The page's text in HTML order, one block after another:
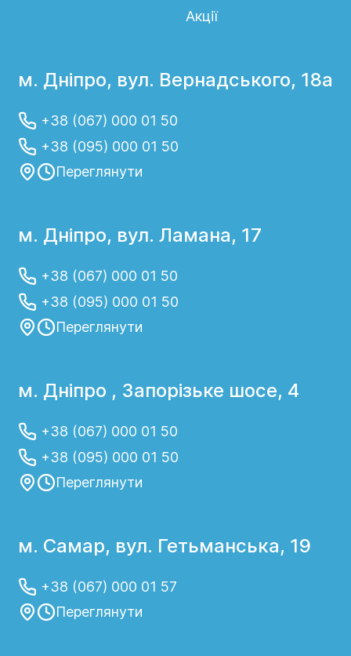
Акції
м. Дніпро, вул. Вернадського, 18а
+38 (067) 000 01 50
+38 (095) 000 01 50
Переглянути
м. Дніпро, вул. Ламана, 17
+38 (067) 000 01 50
+38 (095) 000 01 50
Переглянути
м. Дніпро , Запорізьке шосе, 4
+38 (067) 000 01 50
+38 (095) 000 01 50
Переглянути
м. Самар, вул. Гетьманська, 19
+38 (067) 000 01 57
Переглянути